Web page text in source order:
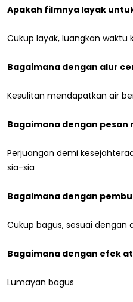
Apakah filmnya layak
Cukup layak, luangkan
Bagaimana dengan alur
Kesulitan mendapatkan air
Bagaimana dengan pesan
Perjuangan demi
sia-sia
Bagaimana dengan
Cukup bagus, sesuai dengan
Bagaimana dengan efek
Lumayan bagus